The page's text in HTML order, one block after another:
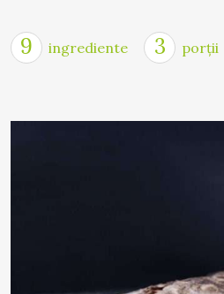
9 ingrediente 3 porții